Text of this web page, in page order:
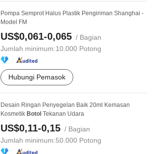
Pompa Semprot Halus Plastik Pengiriman Shanghai -
Model FM
US$0,061-0,065 / Bagian
Jumlah minimum:10.000 Potong
Hubungi Pemasok
Desain Ringan Penyegelan Baik 20ml Kemasan
Kosmetik Botol Tekanan Udara
US$0,11-0,15 / Bagian
Jumlah minimum:50.000 Potong